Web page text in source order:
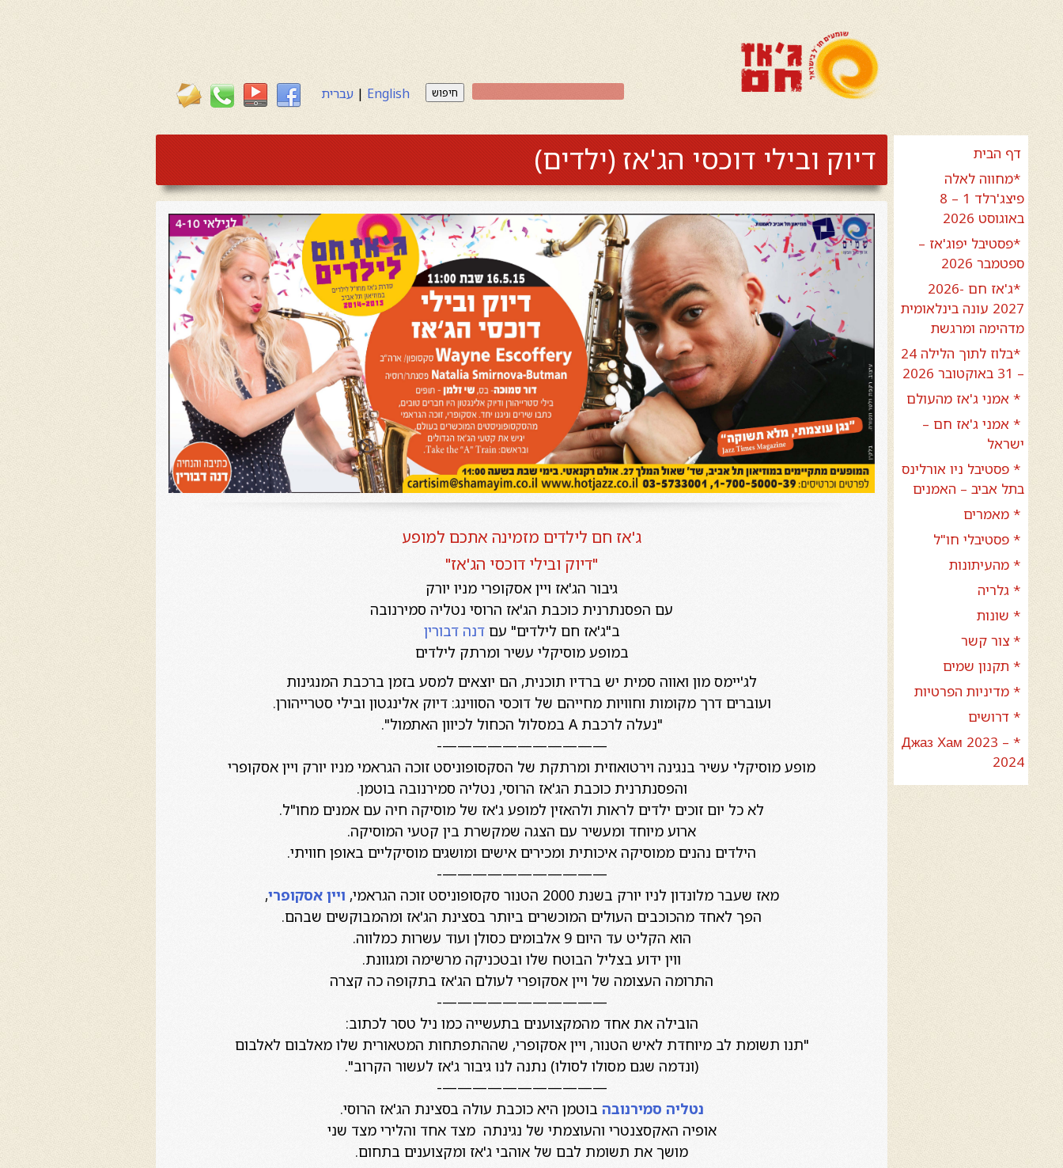
English
|עברית חיפוש
דף הבית
*מחווה לאלה
פיצג'רלד 1 – 8
באוגוסט 2026
*פסטיבל יפוג'אז –
ספטמבר 2026
*ג'אז חם 2026-
2027 עונה בינלאומית
מדהימה ומרגשת
*בלוז לתוך הלילה 24
– 31 באוקטובר 2026
* אמני ג'אז מהעולם
* אמני ג'אז חם –
ישראל
* פסטיבל ניו אורלינס
בתל אביב – האמנים
* מאמרים
* פסטיבלי חו"ל
* מהעיתונות
* גלריה
* שונות
* צור קשר
* תקנון שמים
* מדיניות הפרטיות
* דרושים
* Джаз Хам 2023 –
2024
דיוק ובילי דוכסי הג'אז (ילדים)
ג'אז חם לילדים מזמינה אתכם למופע
"דיוק ובילי דוכסי הג'אז"
גיבור הג'אז ויין אסקופרי מניו יורק
עם הפסנתרנית כוכבת הג'אז הרוסי נטליה סמירנובה
ב"ג'אז חם לילדים" עםדנה דבורין
במופע מוסיקלי עשיר ומרתק לילדים
לג'יימס מון ואווה סמית יש ברדיו תוכנית, הם יוצאים למסע בזמן ברכבת המנגינות
ועוברים דרך מקומות וחוויות מחייהם של דוכסי הסווינג: דיוק אלינגטון ובילי סטרייהורן.
"נעלה לרכבתA במסלול הכחול לכיוון האתמול".
———————————-
מופע מוסיקלי עשיר בנגינה וירטואוזית ומרתקת של הסקסופוניסט זוכה הגראמי מניו יורק ויין אסקופרי
והפסנתרנית כוכבת הג'אז הרוסי, נטליה סמירנובה בוטמן.
לא כל יום זוכים ילדים לראות ולהאזין למופע ג'אז של מוסיקה חיה עם אמנים מחו"ל.
ארוע מיוחד ומעשיר עם הצגה שמקשרת בין קטעי המוסיקה.
הילדים נהנים ממוסיקה איכותית ומכירים אישים ומושגים מוסיקליים באופן חוויתי.
———————————-
מאז שעבר מלונדון לניו יורק בשנת 2000 הטנור סקסופוניסט זוכה הגראמי,
ויין אסקופרי,
הפך לאחד מהכוכבים העולים המוכשרים ביותר בסצינת הג'אז ומהמבוקשים שבהם.
הוא הקליט עד היום 9 אלבומים כסולן ועוד עשרות כמלווה.
ווין ידוע בצליל הבוטח שלו ובטכניקה מרשימה ומגוונת.
התרומה העצומה של ויין אסקופרי לעולם הג'אז בתקופה כה קצרה
———————————-
הובילה את אחד מהמקצוענים בתעשייה כמו ניל טסר לכתוב:
"תנו תשומת לב מיוחדת לאיש הטנור, ויין אסקופרי, שההתפתחות המטאורית שלו מאלבום לאלבום
(ונדמה שגם מסולו לסולו) נתנה לנו גיבור ג'אז לעשור הקרוב".
———————————-
נטליה סמירנובה בוטמן היא כוכבת עולה בסצינת הג'אז הרוסי.
אופיה האקסצנטרי והעוצמתי של נגינתה מצד אחד והלירי מצד שני
מושך את תשומת לבם של אוהבי ג'אז ומקצוענים בתחום.